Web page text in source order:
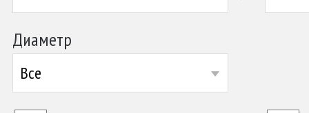
Диаметр
Все